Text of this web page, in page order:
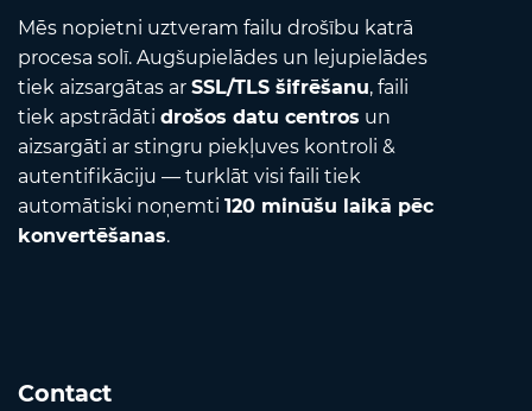
Mēs nopietni uztveram failu drošību katrā
procesa solī. Augšupielādes un lejupielādes
tiek aizsargātas ar SSL/TLS šifrēšanu, faili
tiek apstrādāti drošos datu centros un
aizsargāti ar stingru piekļuves kontroli &
autentifikāciju — turklāt visi faili tiek
automātiski noņemti 120 minūšu laikā pēc
konvertēšanas.
Contact